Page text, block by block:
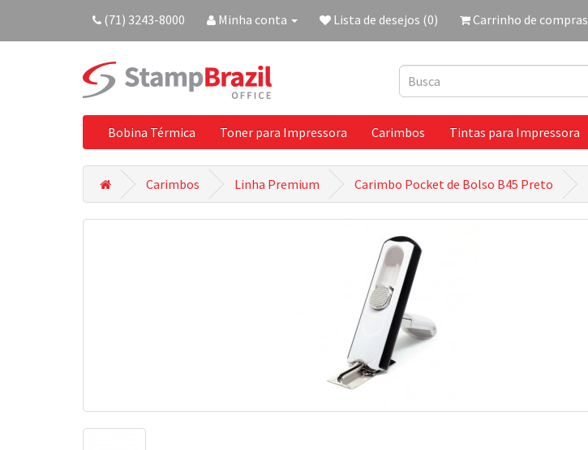
(71) 3243-8000 Minha conta Lista de desejos (0) Carrinho de compras
Bobina Térmica Toner para Impressora Carimbos Tintas para Impressora
Carimbos Linha Premium Carimbo Pocket de Bolso B45 Preto